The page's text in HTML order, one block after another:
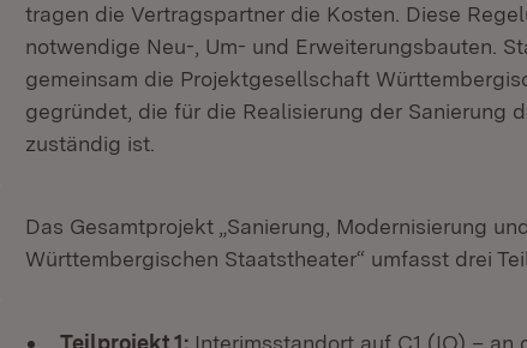
tragen die Vertragspartner die Kosten. Diese
notwendige Neu-, Um- und Erweiterungsbauten.
gemeinsam die Projektgesellschaft
gegründet, die für die Realisierung der Sanierung
zuständig ist.
Das Gesamtprojekt „Sanierung, Modernisierung
Württembergischen Staatstheater“ umfasst drei
Teilprojekt 1: Interimsstandort auf C1 (IO) – an